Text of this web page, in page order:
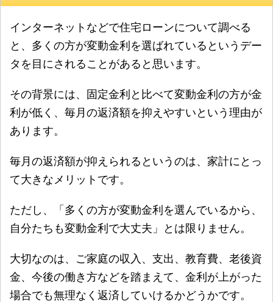
インターネットなどで住宅ローンについて調べる
と、多くの方が変動金利を選ばれているというデー
タを目にされることがあると思います。
その背景には、固定金利と比べて変動金利の方が金
利が低く、毎月の返済額を抑えやすいという理由が
あります。
毎月の返済額が抑えられるというのは、家計にとっ
て大きなメリットです。
ただし、「多くの方が変動金利を選んでいるから、
自分たちも変動金利で大丈夫」とは限りません。
大切なのは、ご家庭の収入、支出、教育費、老後資
金、今後の働き方などを踏まえて、金利が上がった
場合でも無理なく返済していけるかどうかです。